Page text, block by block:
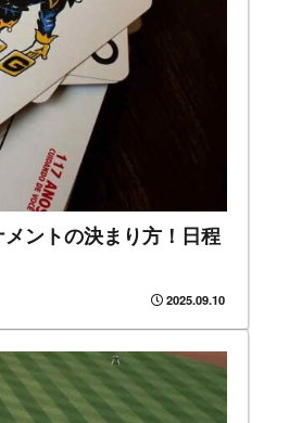
ントの決まり方！日程
2025.09.10